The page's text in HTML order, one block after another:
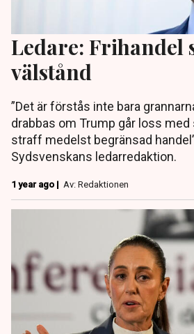
Ledare: Frihandel
välstånd
”Det är förstås inte bara
drabbas om Trump går loss med
straff medelst begränsad
Sydsvenskans ledarredaktion.
1 year ago | Av: Redaktionen